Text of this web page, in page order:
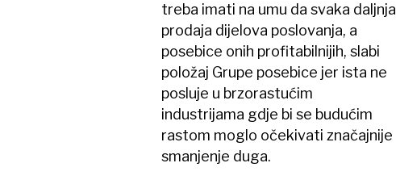
treba imati na umu da svaka daljnja
prodaja dijelova poslovanja, a
posebice onih profitabilnijih, slabi
položaj Grupe posebice jer ista ne
posluje u brzorastućim
industrijama gdje bi se budućim
rastom moglo očekivati značajnije
smanjenje duga.